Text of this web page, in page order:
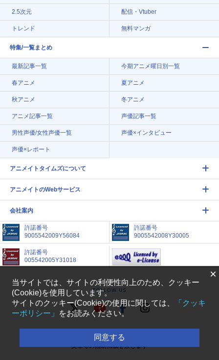
2.5次元 配信・Vtuber
トレンド 無料マンガ
特集/一覧まとめ
最新記事一覧 今期アニメ曜日別一覧
春アニメ 夏アニメ
秋アニメ 冬アニメ
アニメ記事一覧 声優記事一覧
男性声優/女性声優一覧 声優×インタビュー
声優×レポート
アニメイトタイムズについて
アニメイトのWebサービス
会社案内
許諾番号
9005542009Y56084
許諾番号
9005542008Y30005
許諾番号
005542005Y31018
FOLLOW US
アニメイトタイムズに掲載されているすべての画像、
文章等の無断転載を禁じます
×
当サイトでは、サイトの利便性向上のため、クッキー
(Cookie)を使用しています。
サイトのクッキー(Cookie)の使用に関しては、
「クッキ
ーポリシー」
をお読みください。
同意する